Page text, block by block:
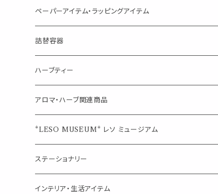
AroMachi アロマチ 町の香り
Mask&Pillow Aroma
ブレンド
ディフューザー
サシェ・香り袋
ハーブティー
シングル
ブレンド
キャンディー
ペーパーアイテム・ラッピングアイテム
シーリングワックス シール
ペーパークリップ
ウェルカムボード・装飾
席札クリップ
プチギフト
詰替容器
ロールオンボトル
スプレーボトル
スポイトボトル
精油用ボトル
ポンプ式ボトル
ハーブティー
ブレンド
ジュエル オブ ビューティー
美人さんのハーブティー
シングル
アロマ・ハーブ関連商品
エッセンシャルオイル
シングル
ブレンド
クラフト器材・道具
キャリアオイル・ワックス
お香・サシェ・キャンドル
*LESO MUSEUM* レソ ミュージアム
ステーショナリー
デザインクリップ
インテリア・生活アイテム